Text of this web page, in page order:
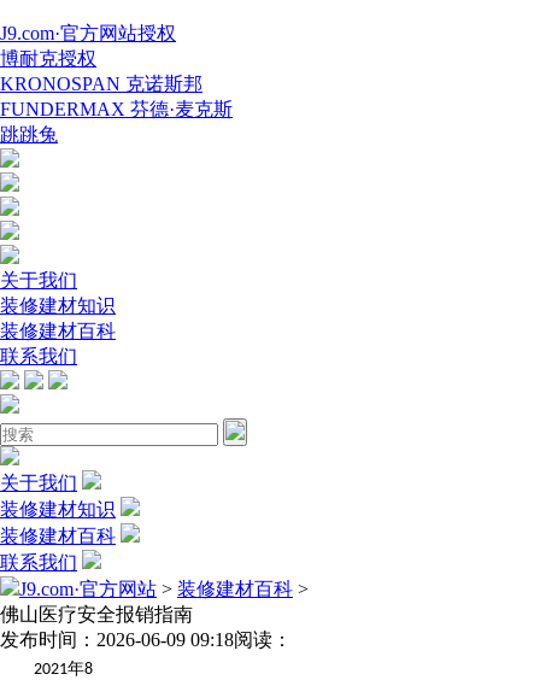
J9.com·官方网站授权
博耐克授权
KRONOSPAN 克诺斯邦
FUNDERMAX 芬德·麦克斯
跳跳兔
关于我们
装修建材知识
装修建材百科
联系我们
关于我们
装修建材知识
装修建材百科
联系我们
J9.com·官方网站 > 装修建材百科 >
佛山医疗安全报销指南
发布时间：2026-06-09 09:18阅读：
2021年8